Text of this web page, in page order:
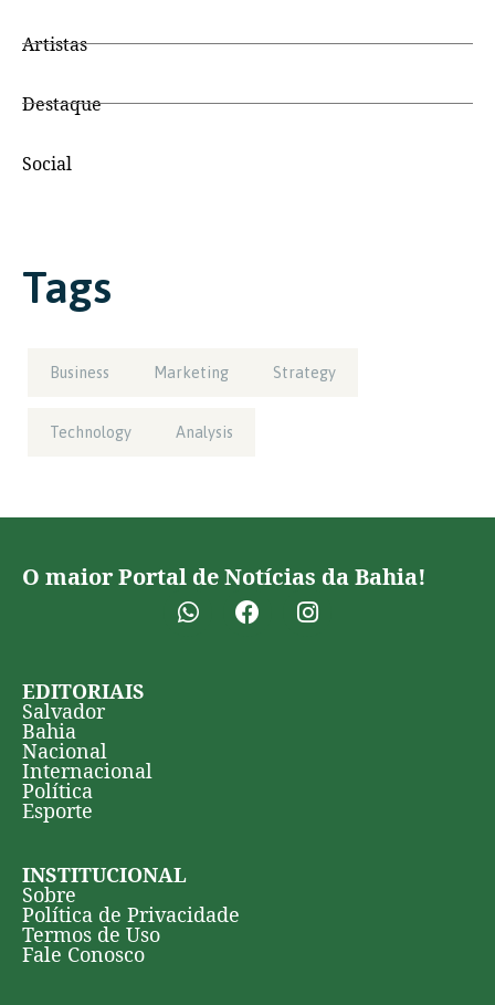
Artistas
Destaque
Social
Tags
Business Marketing Strategy
Technology Analysis
O maior Portal de Notícias da Bahia!
EDITORIAIS
Salvador
Bahia
Nacional
Internacional
Política
Esporte
INSTITUCIONAL
Sobre
Política de Privacidade
Termos de Uso
Fale Conosco